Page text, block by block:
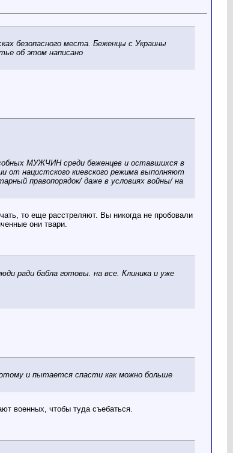
безопасного места. Беженцы с Украины
об этом написано
МУЖЧИН среди беженцев и оставшихся в
от нацистского киевского режима выполняют
правопорядок/ даже в условиях войны/ на
то еще расстреляют. Вы никогда не пробовали
они твари.
ради бабла готовы. на все. Клиника и уже
и пытается спасти как можно больше
военных, чтобы туда съебаться.